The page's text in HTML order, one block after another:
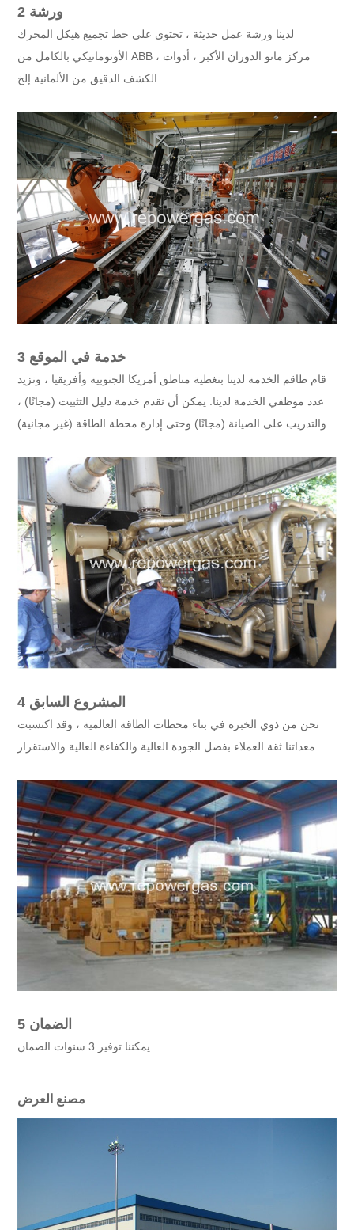
2 ورشة
لدينا ورشة عمل حديثة ، تحتوي على خط تجميع هيكل المحرك
الأوتوماتيكي بالكامل من ABB ، مركز مانو الدوران الأكبر ، أدوات
3 خدمة في الموقع
قام طاقم الخدمة لدينا بتغطية مناطق أمريكا الجنوبية وأفريقيا ، ونزيد
عدد موظفي الخدمة لدينا. يمكن أن نقدم خدمة دليل التثبيت (مجانًا) ،
والتدريب على الصيانة (مجانًا) وحتى إدارة محطة الطاقة (غير مجانية).
4 المشروع السابق
نحن من ذوي الخبرة في بناء محطات الطاقة العالمية ، وقد اكتسبت
5 الضمان
مصنع العرض